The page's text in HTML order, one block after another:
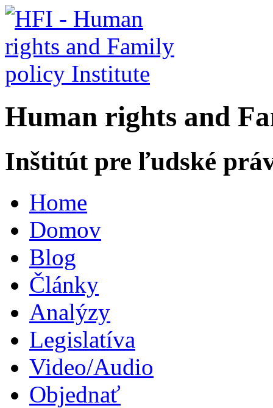
Human rights and F
Inštitút pre ľudské
Home
Domov
Blog
Články
Analýzy
Legislatíva
Video/Audio
Objednať